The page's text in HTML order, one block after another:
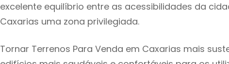
excelente equilíbrio entre as acessibilidades da
Caxarias uma zona privilegiada.
Tornar Terrenos Para Venda em Caxarias mais